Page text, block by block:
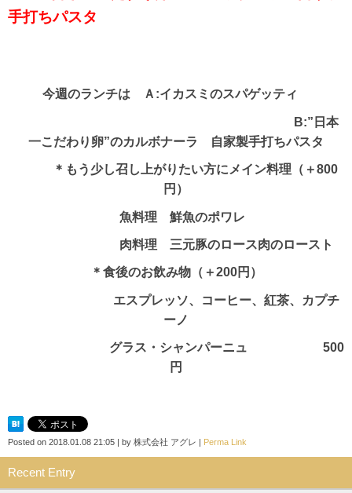
手打ちパスタ
今週のランチは Ａ:イカスミのスパゲッティ
B:”日本
一こだわり卵”のカルボナーラ 自家製手打ちパスタ
＊もう少し召し上がりたい方にメイン料理（＋800
円）
魚料理 鮮魚のポワレ
肉料理 三元豚のロース肉のロースト
＊食後のお飲み物（＋200円）
エスプレッソ、コーヒー、紅茶、カプチ
ーノ
グラス・シャンパーニュ 500
円
Posted on 2018.01.08 21:05 | by 株式会社 アグレ | Perma Link
Recent Entry